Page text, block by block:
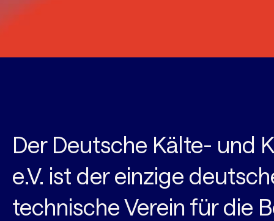
Der Deutsche Kälte- und
e.V. ist der einzige
technische Verein für die